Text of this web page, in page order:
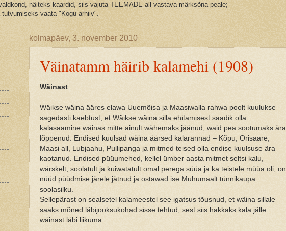
näiteks kaardid, siis vajuta TEEMADE all vastava märksõna peale;
vaata "Kogu arhiiv".
kolmapäev, 3. november 2010
Väinatamm häirib kalamehi (1908)
Wäinast
Wäikse wäina ääres elawa Uuemõisa ja Maasiwalla rahwa poolt kuulukse
sagedasti kaebtust, et Wäikse wäina silla ehitamisest saadik olla
kalasaamine wäinas mitte ainult wähemaks jäänud, waid pea sootumaks ära
lõppenud. Endised kuulsad wäina äärsed kalarannad – Kõpu, Orisaare,
Maasi all, Lubjaahu, Pullipanga ja mitmed teised olla endise kuulsuse ära
kaotanud. Endised püüumehed, kellel ümber aasta mitmet seltsi kalu,
wärskelt, soolatult ja kuiwatatult omal perega süüa ja ka teistele müüa oli, on
nüüd püüdmise järele jätnud ja ostawad ise Muhumaalt tünnikaupa
soolasilku.
Sellepärast on sealsetel kalameestel see igatsus tõusnud, et wäina sillale
saaks mõned läbijooksukohad sisse tehtud, sest siis hakkaks kala jälle
wäinast läbi liikuma.